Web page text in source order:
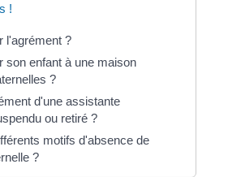
!
l'agrément ?
son enfant à une maison
?
d'une assistante
ou retiré ?
motifs d'absence de
?